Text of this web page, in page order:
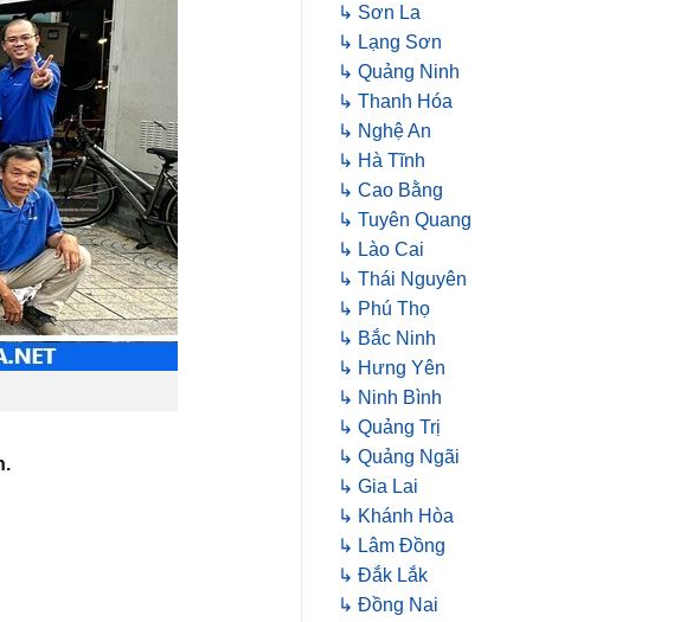
↳ Sơn La
↳ Lạng Sơn
↳ Quảng Ninh
↳ Thanh Hóa
↳ Nghệ An
↳ Hà Tĩnh
↳ Cao Bằng
↳ Tuyên Quang
↳ Lào Cai
↳ Thái Nguyên
↳ Phú Thọ
↳ Bắc Ninh
↳ Hưng Yên
↳ Ninh Bình
↳ Quảng Trị
↳ Quảng Ngãi
↳ Gia Lai
↳ Khánh Hòa
↳ Lâm Đồng
↳ Đắk Lắk
↳ Đồng Nai